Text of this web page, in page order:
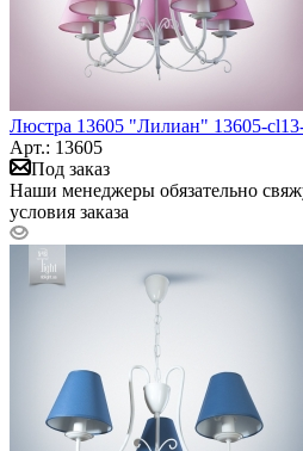
Люстра 13605 "Лилиан" 13605-
Арт.: 13605
Под заказ
Наши менеджеры обязательно
условия заказа